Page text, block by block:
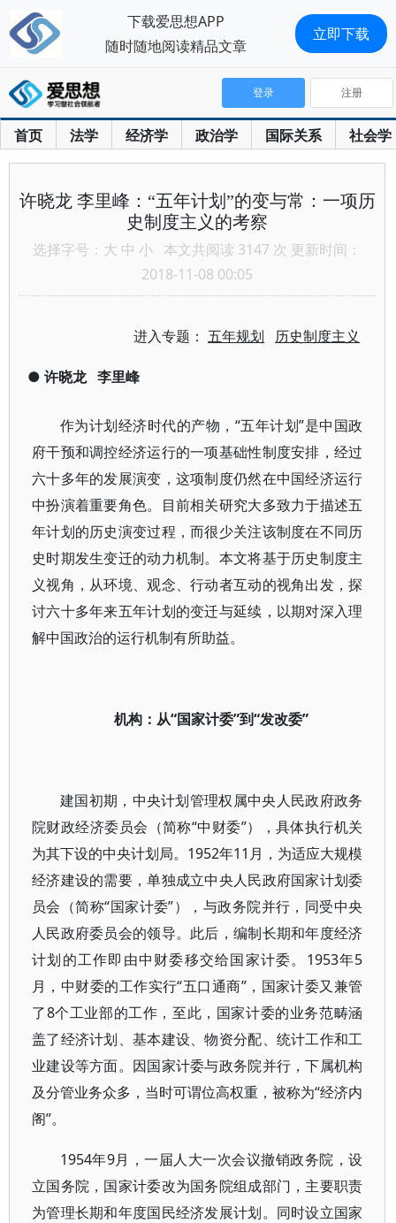
首页 法学 经济学 政治学 国际关系 社会学
登录 注册
许晓龙 李里峰：“五年计划”的变与常：一项历
史制度主义的考察
选择字号： 大 中 小 本文共阅读 3147 次 更新时间：
2018-11-08 00:05
进入专题：五年规划 历史制度主义
● 许晓龙 李里峰
作为计划经济时代的产物，“五年计划”是中国政
府干预和调控经济运行的一项基础性制度安排，经过
六十多年的发展演变，这项制度仍然在中国经济运行
中扮演着重要角色。目前相关研究大多致力于描述五
年计划的历史演变过程，而很少关注该制度在不同历
史时期发生变迁的动力机制。本文将基于历史制度主
义视角，从环境、观念、行动者互动的视角出发，探
讨六十多年来五年计划的变迁与延续，以期对深入理
解中国政治的运行机制有所助益。
机构：从“国家计委”到“发改委”
建国初期，中央计划管理权属中央人民政府政务
院财政经济委员会（简称“中财委”），具体执行机关
为其下设的中央计划局。1952年11月，为适应大规模
经济建设的需要，单独成立中央人民政府国家计划委
员会（简称“国家计委”），与政务院并行，同受中央
人民政府委员会的领导。此后，编制长期和年度经济
计划的工作即由中财委移交给国家计委。1953年5
月，中财委的工作实行“五口通商”，国家计委又兼管
了8个工业部的工作，至此，国家计委的业务范畴涵
盖了经济计划、基本建设、物资分配、统计工作和工
业建设等方面。因国家计委与政务院并行，下属机构
及分管业务众多，当时可谓位高权重，被称为“经济内
阁”。
1954年9月，一届人大一次会议撤销政务院，设
立国务院，国家计委改为国务院组成部门，主要职责
为管理长期和年度国民经济发展计划。同时设立国家
下载爱思想APP
随时随地阅读精品文章
立即下载